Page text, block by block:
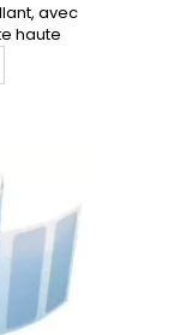
avec
haute
:
:
:
:
tenu en
devis